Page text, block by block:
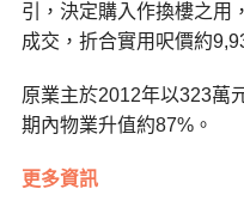
引，決定購入作換樓之用
成交，折合實用呎價約
原業主於2012年以323萬
期內物業升值約87%。
更多資訊